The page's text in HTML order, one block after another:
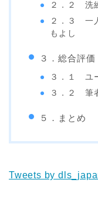
２．２ 洗
２．３ 一
もよし
３．総合評
３．１ ユ
３．２ 筆
５．まとめ
Tweets by